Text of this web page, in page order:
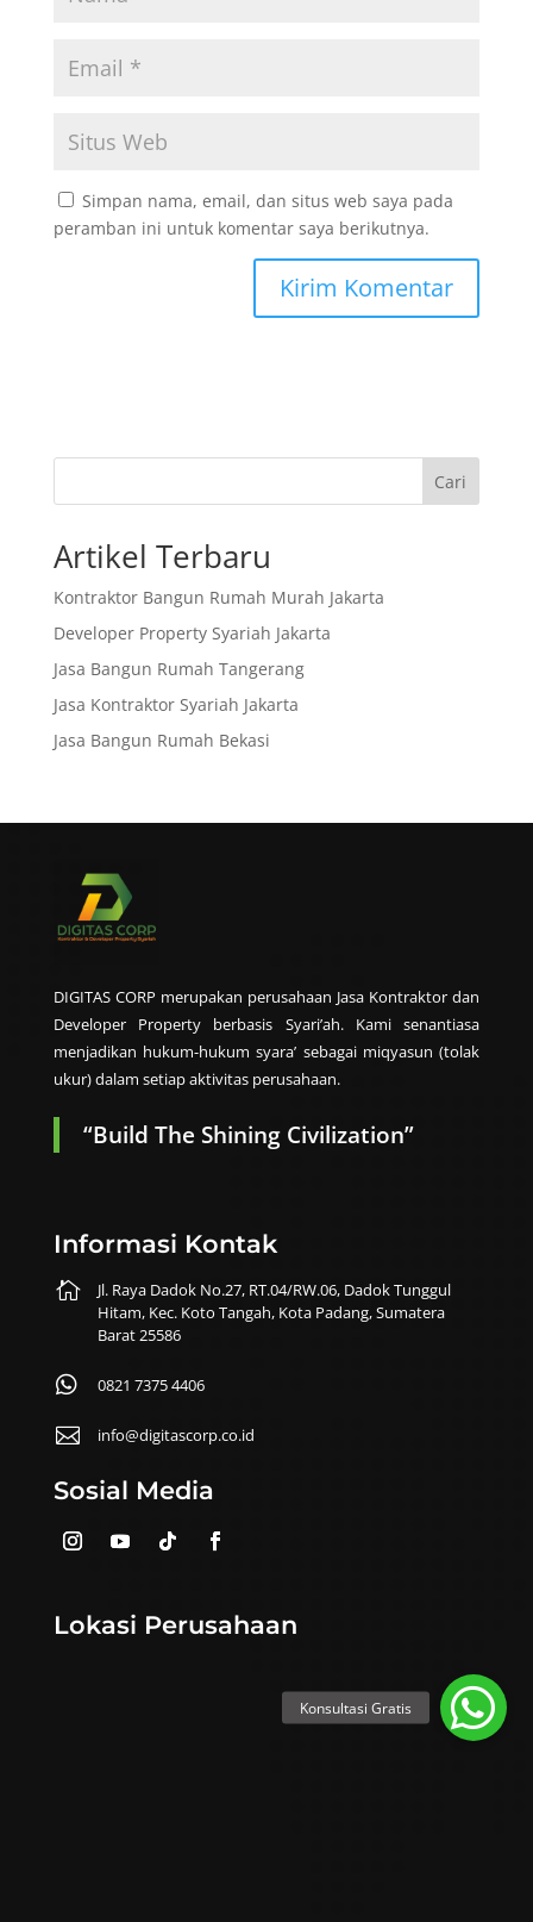
Simpan nama, email, dan situs web saya pada
peramban ini untuk komentar saya berikutnya.
Cari
Artikel Terbaru
Kontraktor Bangun Rumah Murah Jakarta
Developer Property Syariah Jakarta
Jasa Bangun Rumah Tangerang
Jasa Kontraktor Syariah Jakarta
Jasa Bangun Rumah Bekasi
DIGITAS CORP merupakan perusahaan Jasa Kontraktor dan
Developer Property berbasis Syari’ah. Kami senantiasa
menjadikan hukum-hukum syara’ sebagai miqyasun (tolak
ukur) dalam setiap aktivitas perusahaan.
“Build The Shining Civilization”
Informasi Kontak

Jl. Raya Dadok No.27, RT.04/RW.06, Dadok Tunggul
Hitam, Kec. Koto Tangah, Kota Padang, Sumatera
Barat 25586
 0821 7375 4406
 info@digitascorp.co.id
Sosial Media
Lokasi Perusahaan